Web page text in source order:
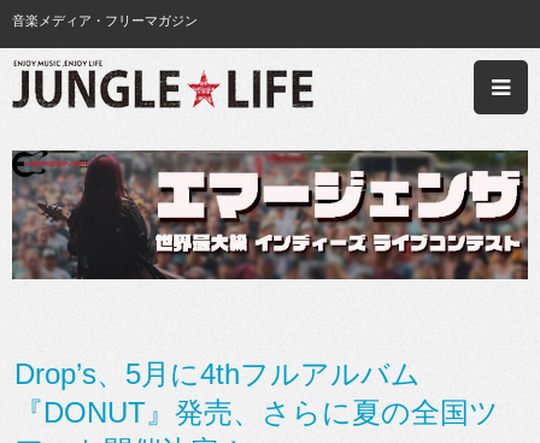
音楽メディア・フリーマガジン
Drop’s、5月に4thフルアルバム
『DONUT』発売、さらに夏の全国ツ